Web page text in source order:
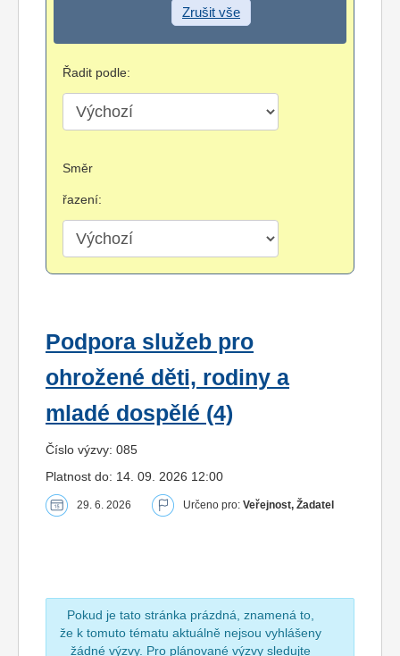
Zrušit vše
Řadit podle:
Směr
řazení:
Podpora služeb pro
ohrožené děti, rodiny a
mladé dospělé (4)
Číslo výzvy: 085
Platnost do: 14. 09. 2026 12:00
29. 6. 2026 Určeno pro: Veřejnost, Žadatel
Pokud je tato stránka prázdná, znamená to,
že k tomuto tématu aktuálně nejsou vyhlášeny
žádné výzvy. Pro plánované výzvy sledujte